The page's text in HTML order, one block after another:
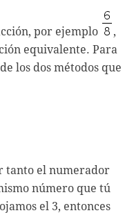
por ejemplo
,
equivalente. Para
los dos métodos que
tanto el numerador
número que tú
el 3, entonces